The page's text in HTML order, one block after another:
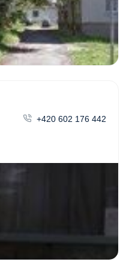
+420 602 176 442